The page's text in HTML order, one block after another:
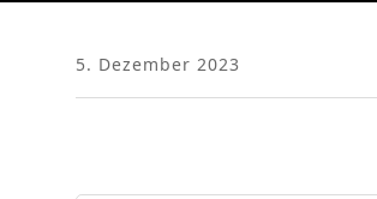
5. Dezember 2023